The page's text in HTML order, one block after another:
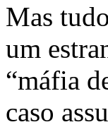
Mas
um
“máfia
caso